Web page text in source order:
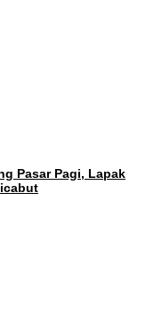
Pasar Pagi, Lapak